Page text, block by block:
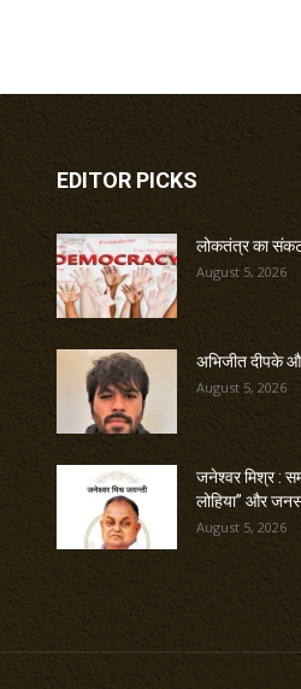
EDITOR PICKS
लोकतंत्र का
August 5, 2026
अभिजीत दीपके
August 5, 2026
जनेश्वर मिश्र :
लोहिया” और
August 5, 2026